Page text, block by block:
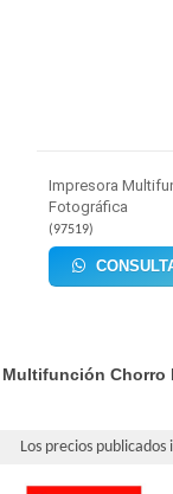
Impresora
Fotográfica
(97519)
Multifunción Chorro
Los precios publicados